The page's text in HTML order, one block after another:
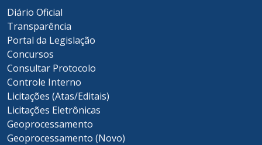
Diário Oficial
Transparência
Portal da Legislação
Concursos
Consultar Protocolo
Controle Interno
Licitações (Atas/Editais)
Licitações Eletrônicas
Geoprocessamento
Geoprocessamento (Novo)